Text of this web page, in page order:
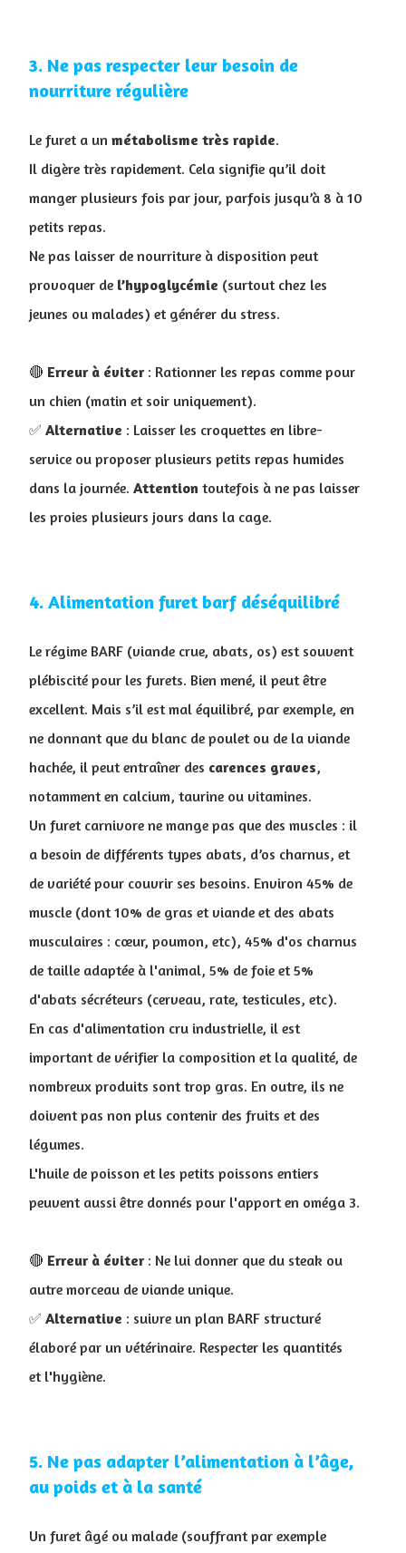
3. Ne pas respecter leur besoin de
nourriture régulière
Le furet a un métabolisme très rapide.
Il digère très rapidement. Cela signifie qu’il doit
manger plusieurs fois par jour, parfois jusqu’à 8 à 10
petits repas.
Ne pas laisser de nourriture à disposition peut
provoquer de l’hypoglycémie (surtout chez les
jeunes ou malades) et générer du stress.
🔴 Erreur à éviter: Rationner les repas comme pour
un chien (matin et soir uniquement).
✅ Alternative : Laisser les croquettes en libre-
service ou proposer plusieurs petits repas humides
dans la journée. Attention toutefois à ne pas laisser
les proies plusieurs jours dans la cage.
4. ​Alimentation furet barf déséquilibré
Le régime BARF (viande crue, abats, os) est souvent
plébiscité pour les furets. Bien mené, il peut être
excellent. Mais s’il est mal équilibré, par exemple, en
ne donnant que du blanc de poulet ou de la viande
hachée, il peut entraîner des carences graves,
notamment en calcium, taurine ou vitamines.
Un furet carnivore ne mange pas que des muscles : il
a besoin de différents types abats, d’os charnus, et
de variété pour couvrir ses besoins. Environ 45% de
muscle (dont 10% de gras et viande et des abats
musculaires : cœur, poumon, etc), 45% d'os charnus
de taille adaptée à l'animal, 5% de foie et 5%
d'abats sécréteurs (cerveau, rate, testicules, etc).
En cas d'alimentation cru industrielle, il est
important de vérifier la composition et la qualité, de
nombreux produits sont trop gras. En outre, ils ne
doivent pas non plus contenir des fruits et des
légumes.
L'huile de poisson et les petits poissons entiers
peuvent aussi être donnés pour l'apport en oméga 3.
🔴 Erreur à éviter : Ne lui donner que du steak ou
autre morceau de viande unique.
✅ Alternative : suivre un plan BARF structuré
élaboré par un vétérinaire. Respecter les quantités
et l'hygiène.
5. Ne pas adapter l’alimentation à l’âge,
au poids et à la santé
Un furet âgé ou malade (souffrant par exemple